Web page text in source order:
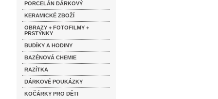
PORCELÁN DÁRKOVÝ
KERAMICKÉ ZBOŽÍ
OBRAZY + FOTOFILMY +
PRSTÝNKY
BUDÍKY A HODINY
BAZÉNOVÁ CHEMIE
RAZÍTKA
DÁRKOVÉ POUKÁZKY
KOČÁRKY PRO DĚTI